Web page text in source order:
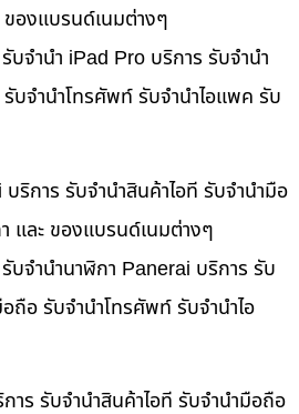
องแบรนด์เนมต่างๆ
จำนำ iPad Pro บริการ รับจำนำ
บจำนำโทรศัพท์ รับจำนำไอแพค รับ
ริการ รับจำนำสินค้าไอที รับจำนำมือ
และ ของแบรนด์เนมต่างๆ
บจำนำนาฬิกา Panerai บริการ รับ
ถือ รับจำนำโทรศัพท์ รับจำนำไอ
าร รับจำนำสินค้าไอที รับจำนำมือถือ